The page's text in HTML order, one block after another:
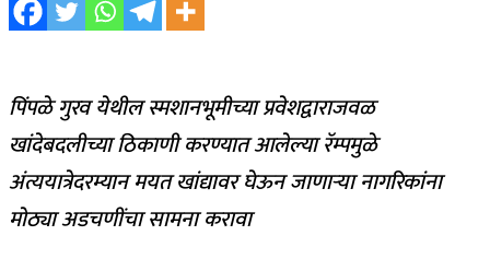
पिंपळे गुरव येथील स्मशानभूमीच्या प्रवेशद्वाराजवळ
खांदेबदलीच्या ठिकाणी करण्यात आलेल्या रॅम्पमुळे
अंत्ययात्रेदरम्यान मयत खांद्यावर घेऊन जाणाऱ्या नागरिकांना
मोठ्या अडचणींचा सामना करावा